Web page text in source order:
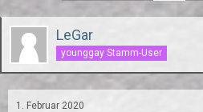
LeGar
younggay Stamm-User
1. Februar 2020